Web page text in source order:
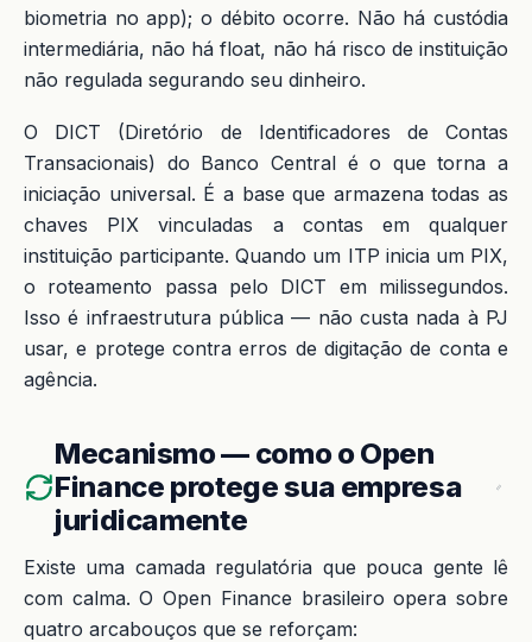
biometria no app); o débito ocorre. Não há custódia
intermediária, não há float, não há risco de instituição
não regulada segurando seu dinheiro.
O DICT (Diretório de Identificadores de Contas
Transacionais) do Banco Central é o que torna a
iniciação universal. É a base que armazena todas as
chaves PIX vinculadas a contas em qualquer
instituição participante. Quando um ITP inicia um PIX,
o roteamento passa pelo DICT em milissegundos.
Isso é infraestrutura pública — não custa nada à PJ
usar, e protege contra erros de digitação de conta e
agência.
Mecanismo — como o Open
Finance protege sua empresa
juridicamente
Existe uma camada regulatória que pouca gente lê
com calma. O Open Finance brasileiro opera sobre
quatro arcabouços que se reforçam: